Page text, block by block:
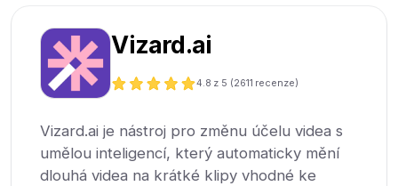
Vizard.ai
4.8 z 5 (2611 recenze)
Vizard.ai je nástroj pro změnu účelu videa s
umělou inteligencí, který automaticky mění
dlouhá videa na krátké klipy vhodné ke